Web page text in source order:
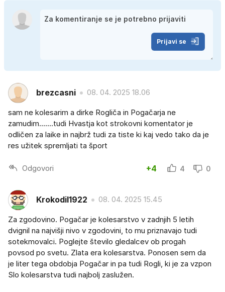
Prijavi se
brezcasni 08. 04. 2025 18.06
sam ne kolesarim a dirke Rogliča in Pogačarja ne
zamudim.......tudi Hvastja kot strokovni komentator je
odličen za laike in najbrž tudi za tiste ki kaj vedo tako da je
res užitek spremljati ta šport
Odgovori +4 4 0
Krokodil1922 08. 04. 2025 15.45
Za zgodovino. Pogačar je kolesarstvo v zadnjih 5 letih
dvignil na najvišji nivo v zgodovini, to mu priznavajo tudi
sotekmovalci. Poglejte število gledalcev ob progah
povsod po svetu. Zlata era kolesarstva. Ponosen sem da
je liter tega obdobja Pogačar in pa tudi Rogli, ki je za vzpon
Slo kolesarstva tudi najbolj zaslužen.